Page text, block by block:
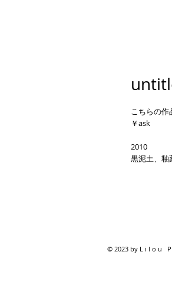
こちらの作
￥ask
2010
黒泥土、釉
© 2023 by L i l o u P